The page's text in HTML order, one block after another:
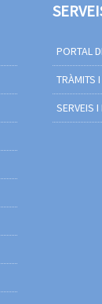
PORTAL
TRÀMITS
SERVEIS